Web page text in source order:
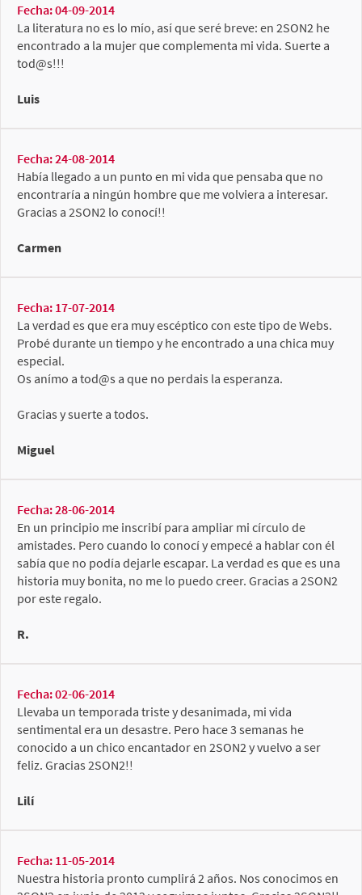
Fecha: 04-09-2014
La literatura no es lo mío, así que seré breve: en 2SON2 he
encontrado a la mujer que complementa mi vida. Suerte a
tod@s!!!
Luis
Fecha: 24-08-2014
Había llegado a un punto en mi vida que pensaba que no
encontraría a ningún hombre que me volviera a interesar.
Gracias a 2SON2 lo conocí!!
Carmen
Fecha: 17-07-2014
La verdad es que era muy escéptico con este tipo de Webs.
Probé durante un tiempo y he encontrado a una chica muy
especial.
Os anímo a tod@s a que no perdais la esperanza.
Gracias y suerte a todos.
Miguel
Fecha: 28-06-2014
En un principio me inscribí para ampliar mi círculo de
amistades. Pero cuando lo conocí y empecé a hablar con él
sabía que no podía dejarle escapar. La verdad es que es una
historia muy bonita, no me lo puedo creer. Gracias a 2SON2
por este regalo.
R.
Fecha: 02-06-2014
Llevaba un temporada triste y desanimada, mi vida
sentimental era un desastre. Pero hace 3 semanas he
conocido a un chico encantador en 2SON2 y vuelvo a ser
feliz. Gracias 2SON2!!
Lilí
Fecha: 11-05-2014
Nuestra historia pronto cumplirá 2 años. Nos conocimos en